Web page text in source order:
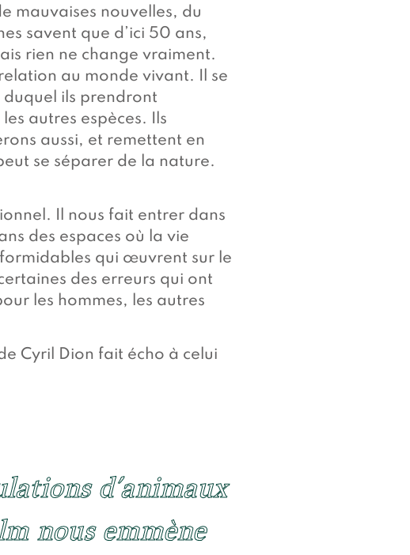
mauvaises nouvelles, du
savent que d’ici 50 ans,
rien ne change vraiment.
au monde vivant. Il se
ils prendront
autres espèces. Ils
aussi, et remettent en
se séparer de la nature.
Il nous fait entrer dans
des espaces où la vie
qui œuvrent sur le
des erreurs qui ont
les hommes, les autres
Cyril Dion fait écho à celui
d’animaux
nous emmène